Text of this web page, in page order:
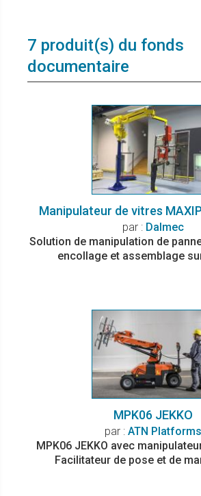
7 produit(s) du fonds
documentaire
Manipulateur de vitres
par : Dalmec
Solution de manipulation de
encollage et assemblage
MPK06 JEKKO
par : ATN Platforms
MPK06 JEKKO avec
Facilitateur de pose et de